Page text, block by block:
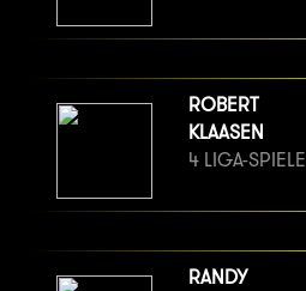
ROBERT
KLAASEN
4 LIGA-SPIELE
RANDY